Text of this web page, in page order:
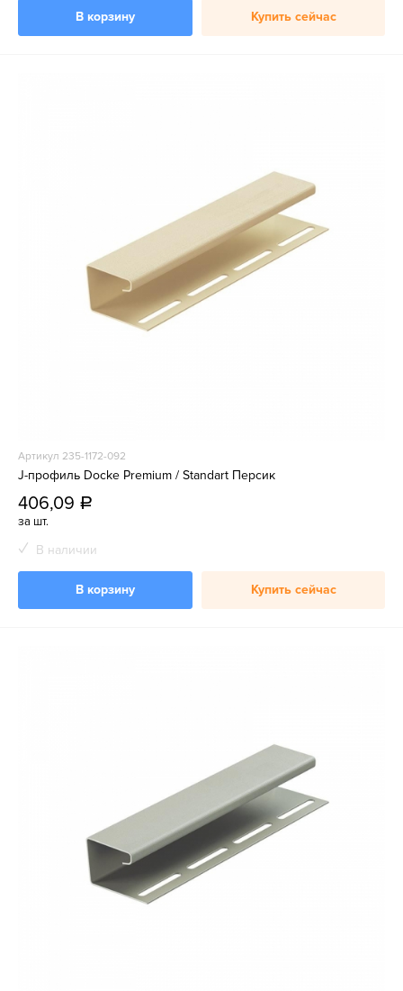
В корзину Купить сейчас
Артикул 235-1172-092
J-профиль Docke Premium / Standart Персик
406,09 a
за шт.
В наличии
В корзину Купить сейчас